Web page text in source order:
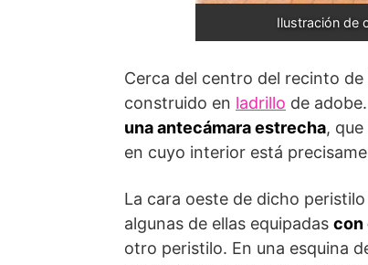
Ilustración de
Cerca del centro del recinto
construido en ladrillo de
una antecámara estrecha,
en cuyo interior está
La cara oeste de dicho
algunas de ellas equipadas con
otro peristilo. En una esquina